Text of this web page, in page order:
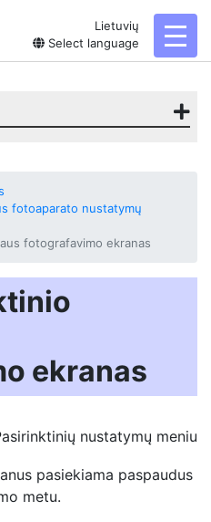
Lietuvių
Select language
fotoaparato nustatymų
fotografavimo ekranas
ekranas
nustatymų meniu
pasiekiama paspaudus
metu.